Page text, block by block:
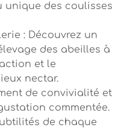
unique des coulisses
: Découvrez un
des abeilles à
et le
nectar.
de convivialité et
commentée.
de chaque